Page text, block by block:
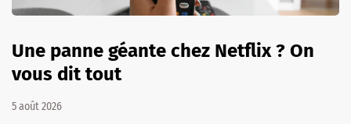
Une panne géante chez Netflix ? On
vous dit tout
5 août 2026